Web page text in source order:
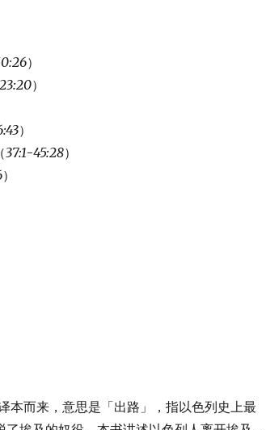
）
23:20）
）
37:1-45:28）
）
本而来，意思是「出路」，指以色列史上最